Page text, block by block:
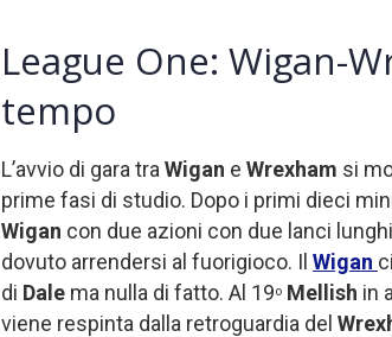
League One: Wigan-
tempo
L’avvio di gara tra Wigan e Wrexham si
prime fasi di studio. Dopo i primi dieci
Wigan con due azioni con due lanci
dovuto arrendersi al fuorigioco. Il Wigan
di Dale ma nulla di fatto. Al 19o Mellish in
viene respinta dalla retroguardia del